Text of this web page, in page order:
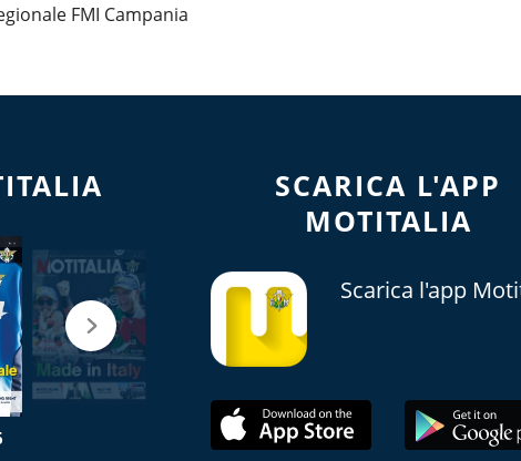
FMI Campania
SCARICA L'APP
MOTITALIA
Scarica l'app